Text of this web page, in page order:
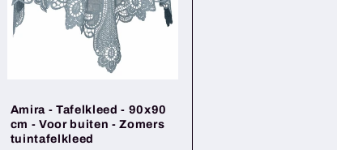
Amira - Tafelkleed - 90x90
cm - Voor buiten - Zomers
tuintafelkleed